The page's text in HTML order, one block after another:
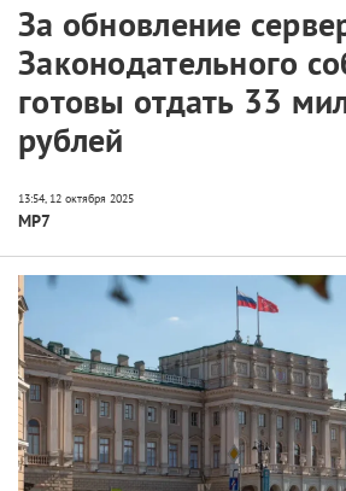
За обновление
Законодательного
готовы отдать 33
рублей
МР7